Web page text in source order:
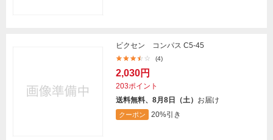
ビクセン コンパス C5-45
(4)
2,030円
203ポイント
送料無料、8月8日（土） お届け
クーポン 20%引き